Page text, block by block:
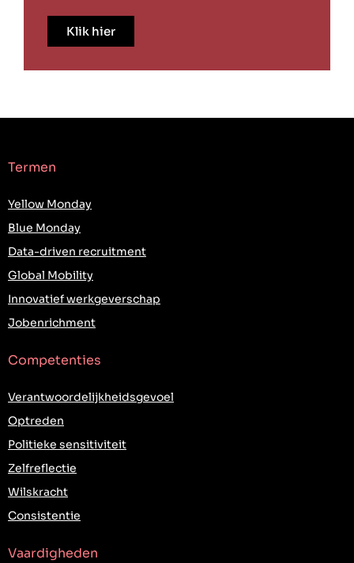
Klik hier
Termen
Yellow Monday
Blue Monday
Data-driven recruitment
Global Mobility
Innovatief werkgeverschap
Jobenrichment
Competenties
Verantwoordelijkheidsgevoel
Optreden
Politieke sensitiviteit
Zelfreflectie
Wilskracht
Consistentie
Vaardigheden